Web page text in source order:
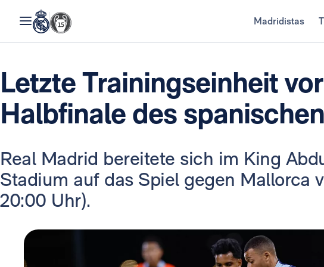
Madridistas
Letzte Trainingseinheit
Halbfinale des
Real Madrid bereitete sich im King
Stadium auf das Spiel gegen Mallorca
20:00 Uhr).